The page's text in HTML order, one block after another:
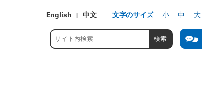
English 中文 文字のサイズ 小 中 大